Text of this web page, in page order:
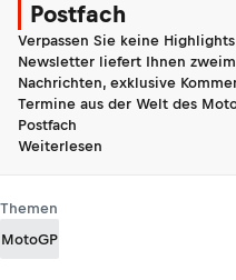
Postfach
Verpassen Sie keine
Newsletter liefert Ihnen
Nachrichten, exklusive
Termine aus der Welt des
Postfach
Weiterlesen
Themen
MotoGP